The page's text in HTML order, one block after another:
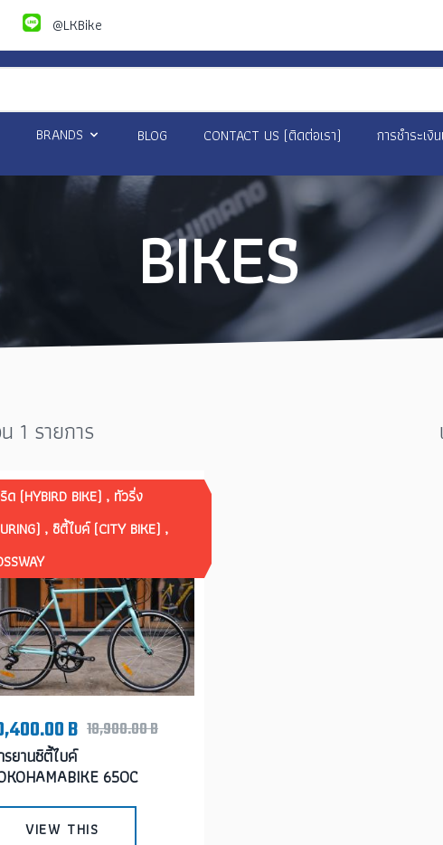
@LKBike
BRANDS BLOG CONTACT US (ติดต่อเรา) การชำระเ
BIKES
1 รายการ
ด (HYBIRD BIKE) , ทัวริ่ง
, ซิตี้ไบค์ (CITY BIKE) ,
B 18,900.00 B
ยานซิตี้ไบค์
650C
VIEW THIS